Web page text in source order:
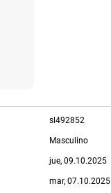
sl492852
Masculino
jue, 09.10.2025
mar, 07.10.2025